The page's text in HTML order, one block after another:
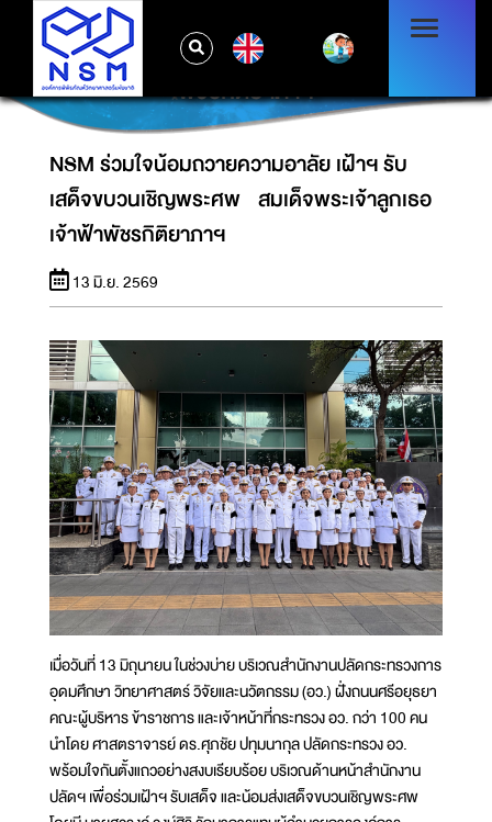
NSM ร่วมใจน้อมถวายความอาลัย เฝ้าฯ รับเสด็จ
ขบวนเชิญพระศพ สมเด็จพระเจ้าลูกเธอ เจ้าฟ้า
พัชรกิติยาภาฯ
NSM ร่วมใจน้อมถวายความอาลัย เฝ้าฯ รับ
เสด็จขบวนเชิญพระศพ สมเด็จพระเจ้าลูกเธอ
เจ้าฟ้าพัชรกิติยาภาฯ
13 มิ.ย. 2569
เมื่อวันที่ 13 มิถุนายน ในช่วงบ่าย บริเวณสำนักงานปลัดกระทรวงการ
อุดมศึกษา วิทยาศาสตร์ วิจัยและนวัตกรรม (อว.) ฝั่งถนนศรีอยุธยา
คณะผู้บริหาร ข้าราชการ และเจ้าหน้าที่กระทรวง อว. กว่า 100 คน
นำโดย ศาสตราจารย์ ดร.ศุภชัย ปทุมนากุล ปลัดกระทรวง อว.
พร้อมใจกันตั้งแถวอย่างสงบเรียบร้อย บริเวณด้านหน้าสำนักงาน
ปลัดฯ เพื่อร่วมเฝ้าฯ รับเสด็จ และน้อมส่งเสด็จขบวนเชิญพระศพ